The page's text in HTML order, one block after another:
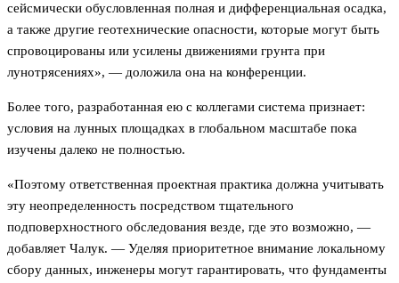
сейсмически обусловленная полная и дифференциальная осадка,
а также другие геотехнические опасности, которые могут быть
спровоцированы или усилены движениями грунта при
лунотрясениях», — доложила она на конференции.
Более того, разработанная ею с коллегами система признает:
условия на лунных площадках в глобальном масштабе пока
изучены далеко не полностью.
«Поэтому ответственная проектная практика должна учитывать
эту неопределенность посредством тщательного
подповерхностного обследования везде, где это возможно, —
добавляет Чалук. — Уделяя приоритетное внимание локальному
сбору данных, инженеры могут гарантировать, что фундаменты